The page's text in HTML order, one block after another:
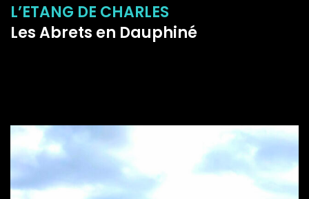
L’ETANG DE CHARLES
Les Abrets en Dauphiné